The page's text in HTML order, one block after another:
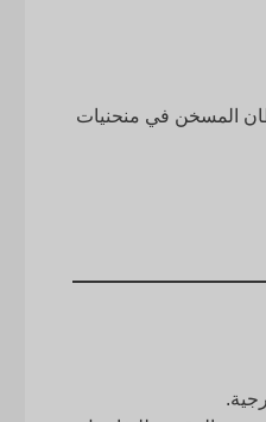
المسخن في منحنيات